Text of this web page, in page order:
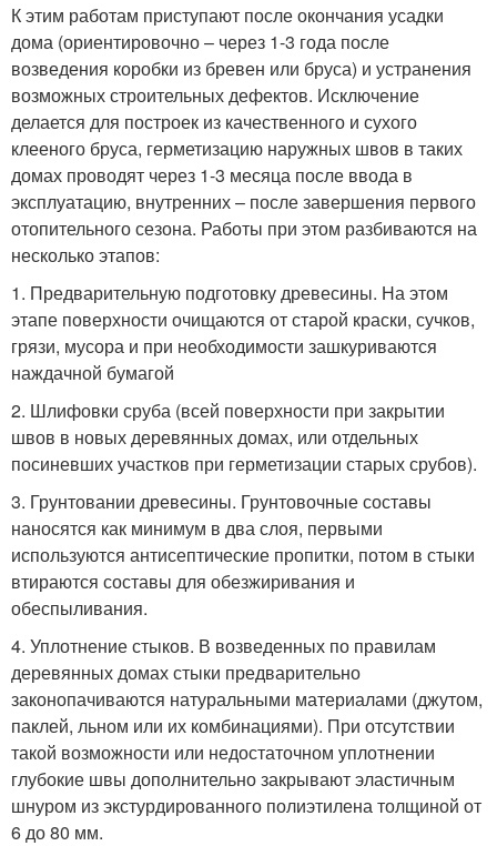
К этим работам приступают после окончания усадки
дома (ориентировочно – через 1-3 года после
возведения коробки из бревен или бруса) и устранения
возможных строительных дефектов. Исключение
делается для построек из качественного и сухого
клееного бруса, герметизацию наружных швов в таких
домах проводят через 1-3 месяца после ввода в
эксплуатацию, внутренних – после завершения первого
отопительного сезона. Работы при этом разбиваются на
несколько этапов:
1. Предварительную подготовку древесины. На этом
этапе поверхности очищаются от старой краски, сучков,
грязи, мусора и при необходимости зашкуриваются
наждачной бумагой
2. Шлифовки сруба (всей поверхности при закрытии
швов в новых деревянных домах, или отдельных
посиневших участков при герметизации старых срубов).
3. Грунтовании древесины. Грунтовочные составы
наносятся как минимум в два слоя, первыми
используются антисептические пропитки, потом в стыки
втираются составы для обезжиривания и
обеспыливания.
4. Уплотнение стыков. В возведенных по правилам
деревянных домах стыки предварительно
законопачиваются натуральными материалами (джутом,
паклей, льном или их комбинациями). При отсутствии
такой возможности или недостаточном уплотнении
глубокие швы дополнительно закрывают эластичным
шнуром из экстурдированного полиэтилена толщиной от
6 до 80 мм.